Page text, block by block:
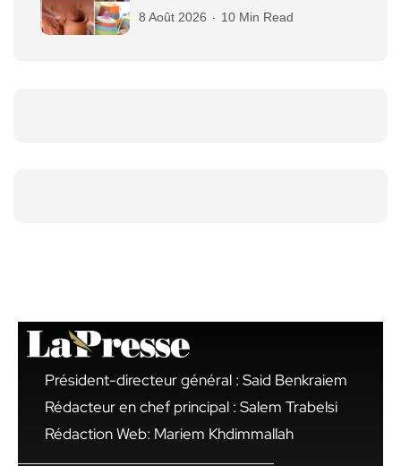
8 Août 2026 10 Min Read
Président-directeur général : Said Benkraiem
Rédacteur en chef principal : Salem Trabelsi
Rédaction Web: Mariem Khdimmallah